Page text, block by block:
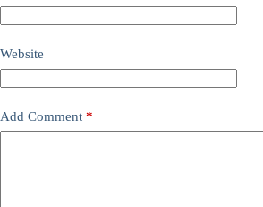
Website
Add Comment *